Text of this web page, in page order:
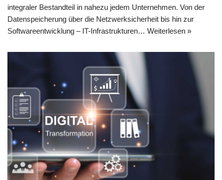
integraler Bestandteil in nahezu jedem Unternehmen. Von der
Datenspeicherung über die Netzwerksicherheit bis hin zur
Softwareentwicklung – IT-Infrastrukturen… Weiterlesen »